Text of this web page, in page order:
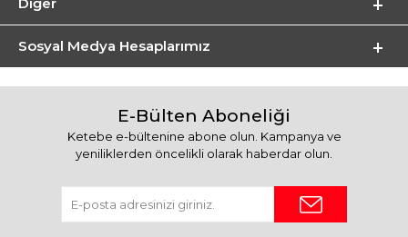
Sosyal Medya Hesaplarımız
E-Bülten Aboneliği
Ketebe e-bültenine abone olun. Kampanya ve
yeniliklerden öncelikli olarak haberdar olun.